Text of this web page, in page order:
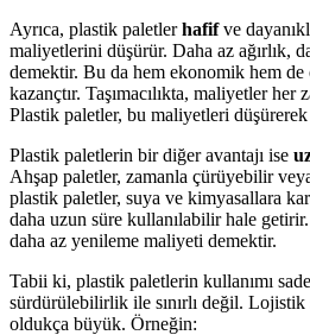
Ayrıca, plastik paletlerhafifve
maliyetlerini düşürür. Daha az ağırlık,
demektir. Bu da hem ekonomik hem de
kazançtır. Taşımacılıkta, maliyetler
Plastik paletler, bu maliyetleri düşürerek
Plastik paletlerin bir diğer avantajı ise
Ahşap paletler, zamanla çürüyebilir
plastik paletler, suya ve kimyasallara
daha uzun süre kullanılabilir hale
daha az yenileme maliyeti demektir.
Tabii ki, plastik paletlerin kullanımı
sürdürülebilirlik ile sınırlı değil.
oldukça büyük. Örneğin: